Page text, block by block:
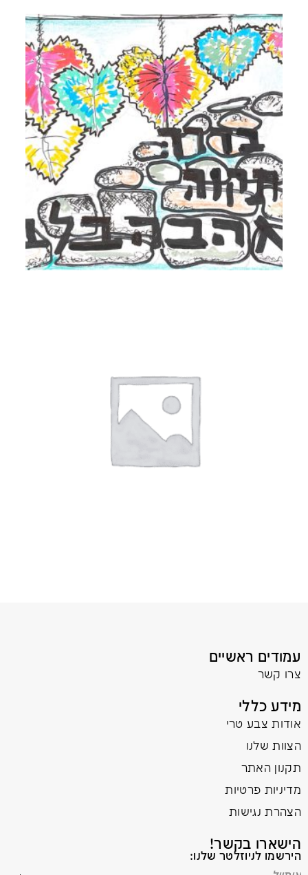
עמודים ראשיים
צרו קשר
מידע כללי
אודות צבע טרי
הצוות שלנו
תקנון האתר
מדיניות פרטיות
הצהרת נגישות
הישארו בקשר!
הירשמו לניוזלטר שלנו: